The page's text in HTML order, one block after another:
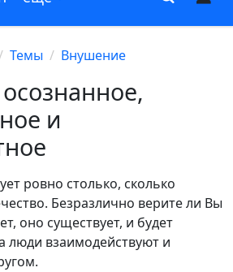
Темы Внушение
и
ровно столько, сколько
Безразлично верите ли Вы
оно существует, и будет
люди взаимодействуют и